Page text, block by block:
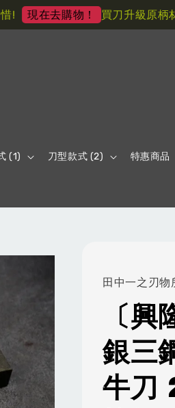
現在去購物！ 買刀升級原柄材 享
(1) 刀型款式 (2) 特惠商品
田中一之刃
〔
銀三
牛刀